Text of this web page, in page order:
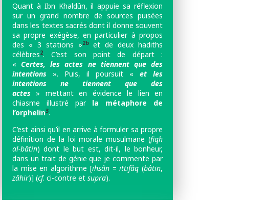
Quant à Ibn Khaldûn, il appuie sa réflexion
sur un grand nombre de sources puisées
dans les textes sacrés dont il donne souvent
sa propre exégèse, en particulier à propos
des « 3 stations »2bet de deux hadiths
célèbres2. C’est son point de départ :
«Certes, les actes ne tiennent que des
intentions ». Puis, il poursuit « et les
intentions ne tiennent que des
actes » mettant en évidence le lien en
chiasme illustré par la métaphore de
l’orphelin3.
C’est ainsi qu’il en arrive à formuler sa propre
définition de la loi morale musulmane (fiqh
al-bâtin) dont le but est, dit-il, le bonheur,
dans un trait de génie que je commente par
la mise en algorithme [ihsân=ittifâq (bâtin,
zâhir)] (cf. ci-contre et supra).